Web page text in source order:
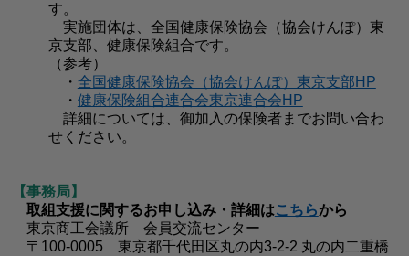
す。
実施団体は、全国健康保険協会（協会けんぽ）東
京支部、健康保険組合です。
（参考）
・ 全国健康保険協会（協会けんぽ）東京支部HP
・ 健康保険組合連合会東京連合会HP
詳細については、御加入の保険者までお問い合わ
せください。
【事務局】
取組支援に関するお申し込み・詳細はこちらから
東京商工会議所 会員交流センター
〒100-0005 東京都千代田区丸の内3-2-2 丸の内二重橋